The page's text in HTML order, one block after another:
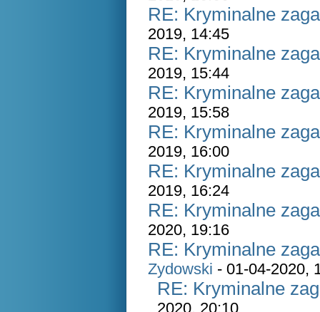
RE: Kryminalne
2019, 14:45
RE: Kryminalne
2019, 15:44
RE: Kryminalne
2019, 15:58
RE: Kryminalne
2019, 16:00
RE: Kryminalne
2019, 16:24
RE: Kryminalne
2020, 19:16
RE: Kryminalne
Zydowski - 01-04-2020,
RE: Kryminalne
2020, 20:10